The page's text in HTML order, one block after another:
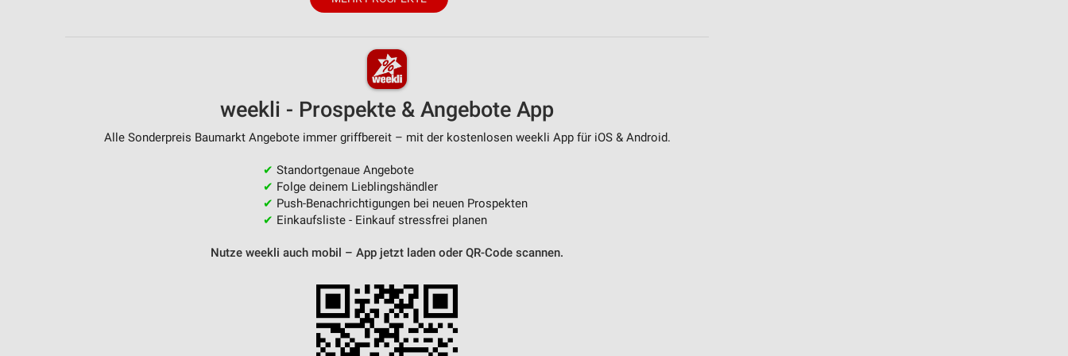
weekli - Prospekte & Angebote App
Alle Sonderpreis Baumarkt Angebote immer griffbereit – mit der kostenlosen weekli App für iOS & Android.
✔ Standortgenaue Angebote
✔ Folge deinem Lieblingshändler
✔ Push-Benachrichtigungen bei neuen Prospekten
✔ Einkaufsliste - Einkauf stressfrei planen
Nutze weekli auch mobil – App jetzt laden oder QR-Code scannen.